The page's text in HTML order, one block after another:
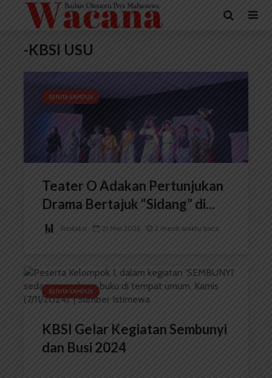
-KBSI USU
BERITA KAMPUS
Teater O Adakan Pertunjukan
Drama Bertajuk “Sidang” di...
Redaksi 21 Mei 2026 2 menit waktu baca
BERITA KAMPUS
KBSI Gelar Kegiatan Sembunyi
dan Busi 2024